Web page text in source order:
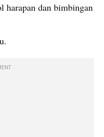
harapan dan bimbingan